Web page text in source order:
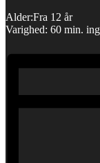
Alder:Fra 12 år
Varighed: 60 min.